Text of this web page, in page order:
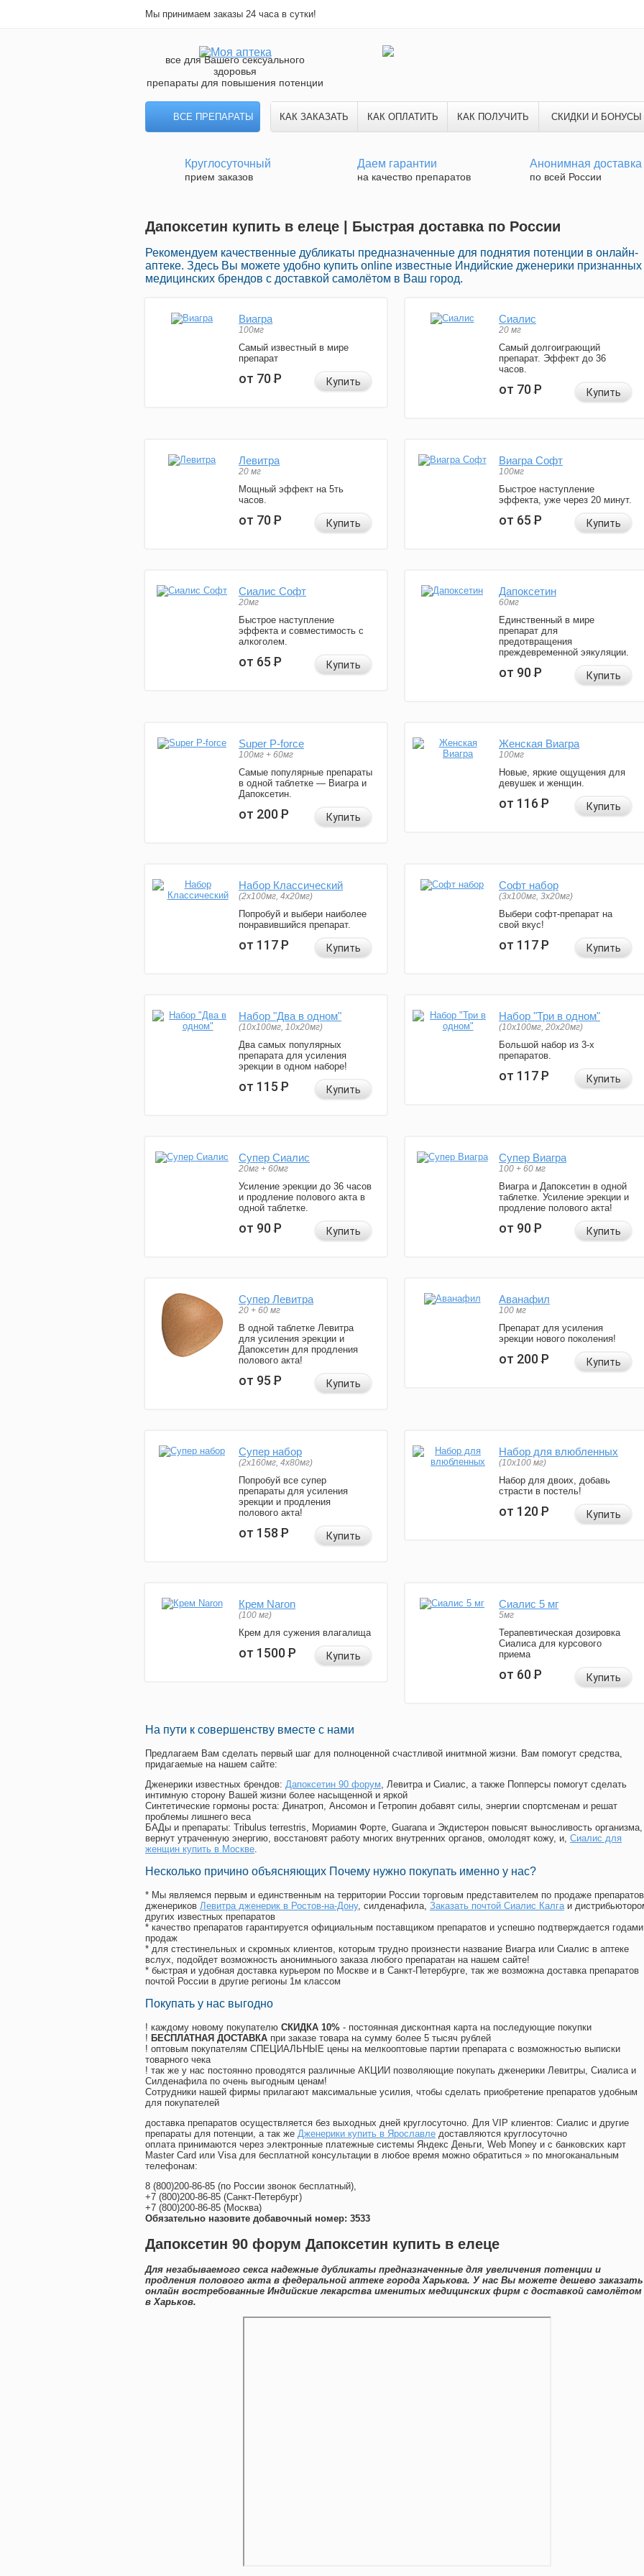
Мы принимаем заказы 24 часа в сутки!
все для Вашего сексуального
здоровья
препараты для повышения потенции
ВСЕ ПРЕПАРАТЫ КАК ЗАКАЗАТЬ КАК ОПЛАТИТЬ КАК ПОЛУЧИТЬ СКИДКИ И БОНУСЫ
Круглосуточный
прием заказов
Даем гарантии
на качество препаратов
Анонимная доставка
по всей России
Дапоксетин купить в елеце | Быстрая доставка по России
Рекомендуем качественные дубликаты предназначенные для поднятия потенции в онлайн-
аптеке. Здесь Вы можете удобно купить online известные Индийские дженерики признанных
медицинских брендов с доставкой самолётом в Ваш город.
Виагра
100мг
Самый известный в мире
препарат
от 70Р Купить
Сиалис
20 мг
Самый долгоиграющий
препарат. Эффект до 36
часов.
от 70Р Купить
Левитра
20 мг
Мощный эффект на 5ть
часов.
от 70Р Купить
Виагра Софт
100мг
Быстрое наступление
эффекта, уже через 20 минут.
от 65Р Купить
Сиалис Софт
20мг
Быстрое наступление
эффекта и совместимость с
алкоголем.
от 65Р Купить
Дапоксетин
60мг
Единственный в мире
препарат для
предотвращения
преждевременной эякуляции.
от 90Р Купить
Super P-force
100мг + 60мг
Самые популярные препараты
в одной таблетке — Виагра и
Дапоксетин.
от 200Р Купить
Женская Виагра
100мг
Новые, яркие ощущения для
девушек и женщин.
от 116Р Купить
Набор Классический
(2x100мг, 4x20мг)
Попробуй и выбери наиболее
понравившийся препарат.
от 117Р Купить
Софт набор
(3x100мг, 3x20мг)
Выбери софт-препарат на
свой вкус!
от 117Р Купить
Набор "Два в одном"
(10x100мг, 10x20мг)
Два самых популярных
препарата для усиления
эрекции в одном наборе!
от 115Р Купить
Набор "Три в одном"
(10x100мг, 20x20мг)
Большой набор из 3-х
препаратов.
от 117Р Купить
Супер Сиалис
20мг + 60мг
Усиление эрекции до 36 часов
и продление полового акта в
одной таблетке.
от 90Р Купить
Супер Виагра
100 + 60 мг
Виагра и Дапоксетин в одной
таблетке. Усиление эрекции и
продление полового акта!
от 90Р Купить
Супер Левитра
20 + 60 мг
В одной таблетке Левитра
для усиления эрекции и
Дапоксетин для продления
полового акта!
от 95Р Купить
Аванафил
100 мг
Препарат для усиления
эрекции нового поколения!
от 200Р Купить
Супер набор
(2х160мг, 4х80мг)
Попробуй все супер
препараты для усиления
эрекции и продления
полового акта!
от 158Р Купить
Набор для влюбленных
(10х100 мг)
Набор для двоих, добавь
страсти в постель!
от 120Р Купить
Крем Naron
(100 мг)
Крем для сужения влагалища
от 1500Р Купить
Сиалис 5 мг
5мг
Терапевтическая дозировка
Сиалиса для курсового
приема
от 60Р Купить
На пути к совершенству вместе с нами
Предлагаем Вам сделать первый шаг для полноценной счастливой инитмной жизни. Вам помогут средства,
придагаемые на нашем сайте:
Дженерики известных брендов: Дапоксетин 90 форум, Левитра и Сиалис, а также Попперсы помогут сделать
интимную сторону Вашей жизни более насыщенной и яркой
Синтетические гормоны роста: Динатроп, Ансомон и Гетропин добавят силы, энергии спортсменам и решат
проблемы лишнего веса
БАДы и препараты: Tribulus terrestris, Мориамин Форте, Guarana и Экдистерон повысят выносливость организма,
вернут утраченную энергию, восстановят работу многих внутренних органов, омолодят кожу, и, Сиалис для
женщин купить в Москве.
Несколько причино объясняющих Почему нужно покупать именно у нас?
* Мы являемся первым и единственным на территории России торговым представителем по продаже препаратов
дженериков Левитра дженерик в Ростов-на-Дону, силденафила, Заказать почтой Сиалис Калгаи
других известных препаратов
* качество препаратов гарантируется официальным поставщиком препаратов и успешно подтверждается годами
продаж
* для стестинельных и скромных клиентов, которым трудно произнести название Виагра или Сиалис в аптеке
вслух, подойдет возможность анонимныого заказа любого препаратан на нашем сайте!
* быстрая и удобная доставка курьером по Москве и в Санкт-Петербурге, так же возможна доставка препаратов
почтой России в другие регионы 1м классом
Покупать у нас выгодно
! каждому новому покупателю СКИДКА 10% - постоянная дисконтная карта на последующие покупки
! БЕСПЛАТНАЯ ДОСТАВКА при заказе товара на сумму более 5 тысяч рублей
! оптовым покупателям СПЕЦИАЛЬНЫЕ цены на мелкооптовые партии препарата с возможностью выписки
товарного чека
! так же у нас постоянно проводятся различные АКЦИИ позволяющие покупать дженерики Левитры, Сиалиса и
Силденафила по очень выгодным ценам!
Cотрудники нашей фирмы прилагают максимальные усилия, чтобы сделать приобретение препаратов удобным
для покупателей
доставка препаратов осуществляется без выходных дней круглосуточно. Для VIP клиентов: Сиалис и другие
препараты для потенции, а так же Дженерики купить в Ярославле доставляются круглосуточно
оплата принимаются через электронные платежные системы Яндекс Деньги, Web Money и с банковских карт
Master Card или Visa для бесплатной консультации в любое время можно обратиться » по многоканальным
телефонам:
8 (800)200-86-85 (по России звонок бесплатный),
+7 (800)200-86-85 (Санкт-Петербург)
+7 (800)200-86-85 (Москва)
Обязательно назовите добавочный номер: 3533
Дапоксетин 90 форум Дапоксетин купить в елеце
Для незабываемого секса надежные дубликаты предназначенные для увеличения потенции и
продления полового акта в федеральной аптеке города Харькова. У нас Вы можете дешево заказать
онлайн востребованные Индийские лекарства именитых медицинских фирм с доставкой самолётом
в Харьков.